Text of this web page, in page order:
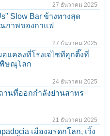
27 ธันวาคม 2025
Slow Bar ข้างทางสุด
ภาพของกาแฟ
27 ธันวาคม 2025
อแคลงที่โรงเจไซทีฮุกตี๊งที่
พิษณุโลก
24 ธันวาคม 2025
านที่ออกกำลังย่านสาทร
21 ธันวาคม 2025
เมืองมรดกโลก, เวิ้ง